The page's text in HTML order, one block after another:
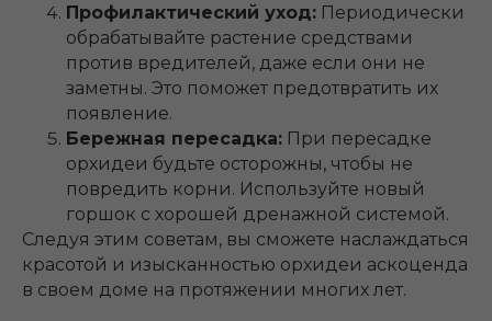
Профилактический уход: Периодически
обрабатывайте растение средствами
против вредителей, даже если они не
заметны. Это поможет предотвратить их
появление.
Бережная пересадка: При пересадке
орхидеи будьте осторожны, чтобы не
повредить корни. Используйте новый
горшок с хорошей дренажной системой.
Следуя этим советам, вы сможете наслаждаться
красотой и изысканностью орхидеи аскоценда
в своем доме на протяжении многих лет.